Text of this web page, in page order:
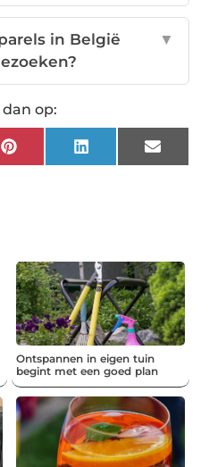
in België
▼
op:
PinterestLinkedInEmail
Ontspannen in eigen tuin
begint met een goed plan